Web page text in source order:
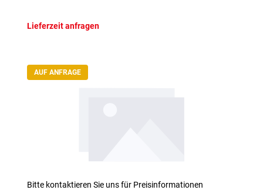
Lieferzeit anfragen
AUF ANFRAGE
Bitte kontaktieren Sie uns für Preisinformationen